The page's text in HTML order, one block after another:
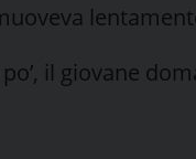
il giovane